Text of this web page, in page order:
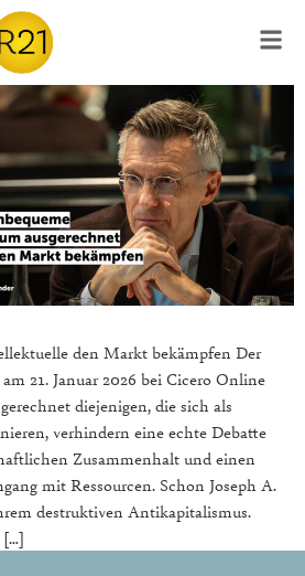
den Markt bekämpfen Der
21. Januar 2026 bei Cicero Online
diejenigen, die sich als
verhindern eine echte Debatte
Zusammenhalt und einen
mit Ressourcen. Schon Joseph A.
destruktiven Antikapitalismus.
[…]